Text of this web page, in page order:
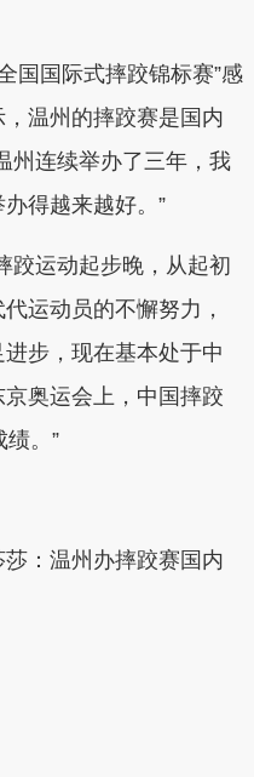
国国际式摔跤锦标赛”感
温州的摔跤赛是国内
州连续举办了三年，我
得越来越好。”
跤运动起步晚，从起初
运动员的不懈努力，
步，现在基本处于中
奥运会上，中国摔跤
。”
：温州办摔跤赛国内